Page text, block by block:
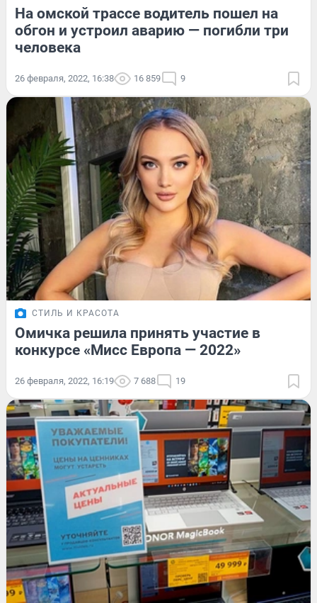
На омской трассе водитель пошел на
обгон и устроил аварию — погибли три
человека
26 февраля, 2022, 16:38 16 859 9
СТИЛЬ И КРАСОТА
Омичка решила принять участие в
конкурсе «Мисс Европа — 2022»
26 февраля, 2022, 16:19 7 688 19